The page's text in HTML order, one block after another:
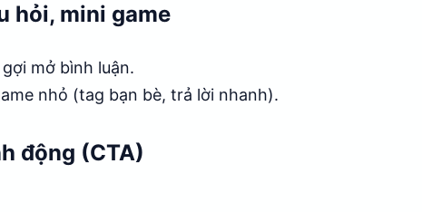
hỏi, mini game
mở bình luận.
nhỏ (tag bạn bè, trả lời nhanh).
động (CTA)